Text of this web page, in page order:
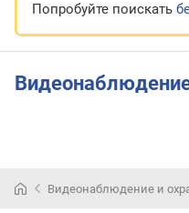
Попробуйте поискать
Видеонаблюдение и